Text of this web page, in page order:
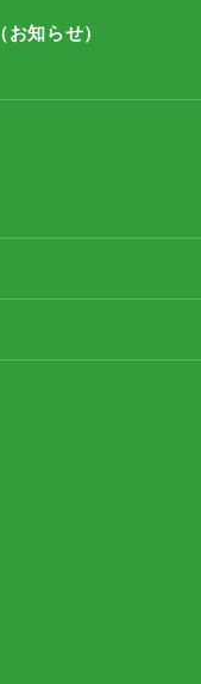
知らせ）